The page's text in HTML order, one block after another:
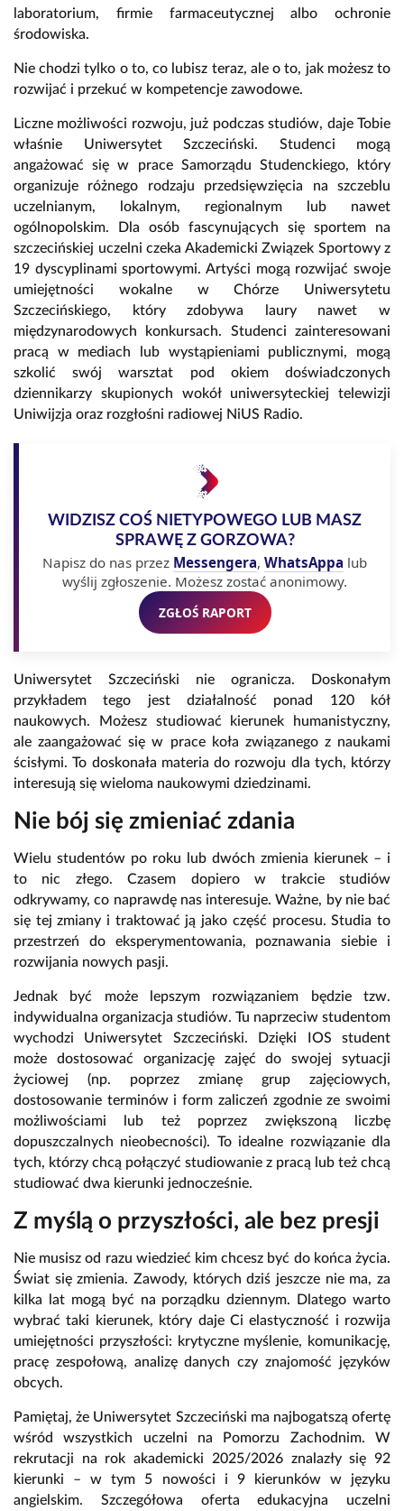
laboratorium, firmie farmaceutycznej albo ochronie
środowiska.
Nie chodzi tylko o to, co lubisz teraz, ale o to, jak możesz to
rozwijać i przekuć w kompetencje zawodowe.
Liczne możliwości rozwoju, już podczas studiów, daje Tobie
właśnie Uniwersytet Szczeciński. Studenci mogą
angażować się w prace Samorządu Studenckiego, który
organizuje różnego rodzaju przedsięwzięcia na szczeblu
uczelnianym, lokalnym, regionalnym lub nawet
ogólnopolskim. Dla osób fascynujących się sportem na
szczecińskiej uczelni czeka Akademicki Związek Sportowy z
19 dyscyplinami sportowymi. Artyści mogą rozwijać swoje
umiejętności wokalne w Chórze Uniwersytetu
Szczecińskiego, który zdobywa laury nawet w
międzynarodowych konkursach. Studenci zainteresowani
pracą w mediach lub wystąpieniami publicznymi, mogą
szkolić swój warsztat pod okiem doświadczonych
dziennikarzy skupionych wokół uniwersyteckiej telewizji
Uniwijzja oraz rozgłośni radiowej NiUS Radio.
WIDZISZ COŚ NIETYPOWEGO LUB MASZ
SPRAWĘ Z GORZOWA?
Napisz do nas przez Messengera, WhatsAppa lub
wyślij zgłoszenie. Możesz zostać anonimowy.
ZGŁOŚ RAPORT
Uniwersytet Szczeciński nie ogranicza. Doskonałym
przykładem tego jest działalność ponad 120 kół
naukowych. Możesz studiować kierunek humanistyczny,
ale zaangażować się w prace koła związanego z naukami
ścisłymi. To doskonała materia do rozwoju dla tych, którzy
interesują się wieloma naukowymi dziedzinami.
Nie bój się zmieniać zdania
Wielu studentów po roku lub dwóch zmienia kierunek – i
to nic złego. Czasem dopiero w trakcie studiów
odkrywamy, co naprawdę nas interesuje. Ważne, by nie bać
się tej zmiany i traktować ją jako część procesu. Studia to
przestrzeń do eksperymentowania, poznawania siebie i
rozwijania nowych pasji.
Jednak być może lepszym rozwiązaniem będzie tzw.
indywidualna organizacja studiów. Tu naprzeciw studentom
wychodzi Uniwersytet Szczeciński. Dzięki IOS student
może dostosować organizację zajęć do swojej sytuacji
życiowej (np. poprzez zmianę grup zajęciowych,
dostosowanie terminów i form zaliczeń zgodnie ze swoimi
możliwościami lub też poprzez zwiększoną liczbę
dopuszczalnych nieobecności). To idealne rozwiązanie dla
tych, którzy chcą połączyć studiowanie z pracą lub też chcą
studiować dwa kierunki jednocześnie.
Z myślą o przyszłości, ale bez presji
Nie musisz od razu wiedzieć kim chcesz być do końca życia.
Świat się zmienia. Zawody, których dziś jeszcze nie ma, za
kilka lat mogą być na porządku dziennym. Dlatego warto
wybrać taki kierunek, który daje Ci elastyczność i rozwija
umiejętności przyszłości: krytyczne myślenie, komunikację,
pracę zespołową, analizę danych czy znajomość języków
obcych.
Pamiętaj, że Uniwersytet Szczeciński ma najbogatszą ofertę
wśród wszystkich uczelni na Pomorzu Zachodnim. W
rekrutacji na rok akademicki 2025/2026 znalazły się 92
kierunki – w tym 5 nowości i 9 kierunków w języku
angielskim. Szczegółowa oferta edukacyjna uczelni